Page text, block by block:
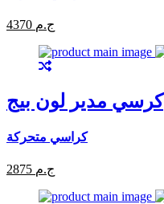
4370 ج.م
كرسي مدير لون بيج
كراسي متحركة
2875 ج.م